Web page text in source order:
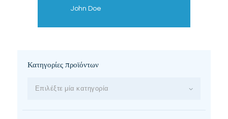
John Doe
Κατηγορίες προϊόντων
Επιλέξτε μία κατηγορία